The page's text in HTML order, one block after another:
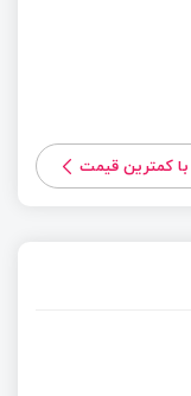
کمترین قیمت